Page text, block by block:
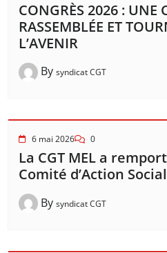
CONGRÈS 2026 : UNE
RASSEMBLÉE ET
L’AVENIR
By syndicat CGT
6 mai 2026 0
La CGT MEL a
Comité d’Action
By syndicat CGT